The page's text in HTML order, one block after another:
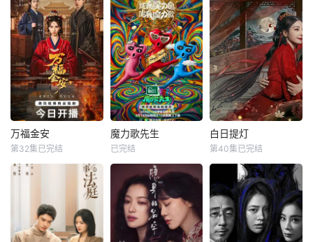
音乐专业，开学撩
学姐，为校花与校
草开战，背后搞小
动作坑对手又坑队
友；寒门工科妹靠
兼职偷师学音乐，
一边端盘子一边写
歌逆袭。校园歌曲
原创大赛终极一
战，看废柴二代如
何洗白，草
奇的神像杀人事
件，勘案过程中，
牵引出“婴胎报
仇”，“娘娘索命”等
一连串妖异事件，
张天盛虽被种种诡
怪幻象阻碍，却坚
信这是藏在迷信后
的人为诡计，勇于
向封建传统宣战，
敢于破除
看】无简介
万福金安
吴曼思
皇后顾清遭害葬身
火海，魂穿为尚衣
局婢女凤卿。为护
妹妹顾婉、查找真
万福金安
第32集已完结
魔力歌先生
大张伟
来自各行各业、不
同身份年龄的魔力s
ir正式集结！进阶
舞台考核已就位，
魔力歌先生
已完结
白日提灯
陈飞宇
魏哲鸣
改编自黎青燃小说
《白日提灯》。
天赋卓然的鬼王
贺思慕，在休
白日提灯
第40集已完结